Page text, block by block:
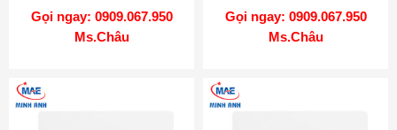
Gọi ngay: 0909.067.950
Ms.Châu
Gọi ngay: 0909.067.950
Ms.Châu